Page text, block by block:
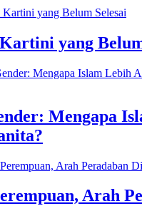
yang
Mengapa
Arah